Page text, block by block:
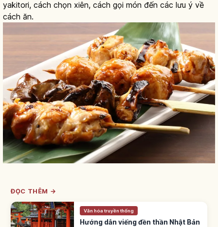
yakitori, cách chọn xiên, cách gọi món đến các lưu ý về
cách ăn.
ĐỌC THÊM →
Văn hóa truyền thống
Hướng dẫn viếng đền thần Nhật Bản